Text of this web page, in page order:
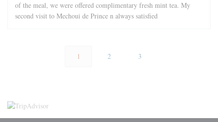
of the meal, we were offered complimentary fresh mint tea. My
second visit to Mechoui de Prince n always satisfied
1 2 3